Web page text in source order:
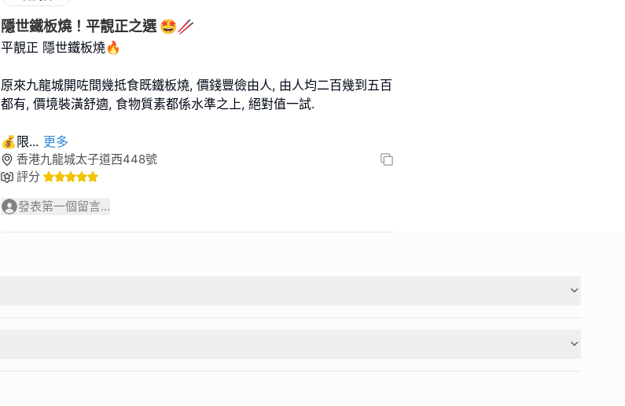
隱世鐵板燒！平靚正之選 🤩🥢
平靚正 隱世鐵板燒🔥
原來九龍城開咗間幾抵食既鐵板燒, 價錢豐儉由人, 由人均二百幾到五百
都有, 價境裝潢舒適, 食物質素都係水準之上, 絕對值一試.
💰限... 更多
香港九龍城太子道西448號
評分
發表第一個留言...